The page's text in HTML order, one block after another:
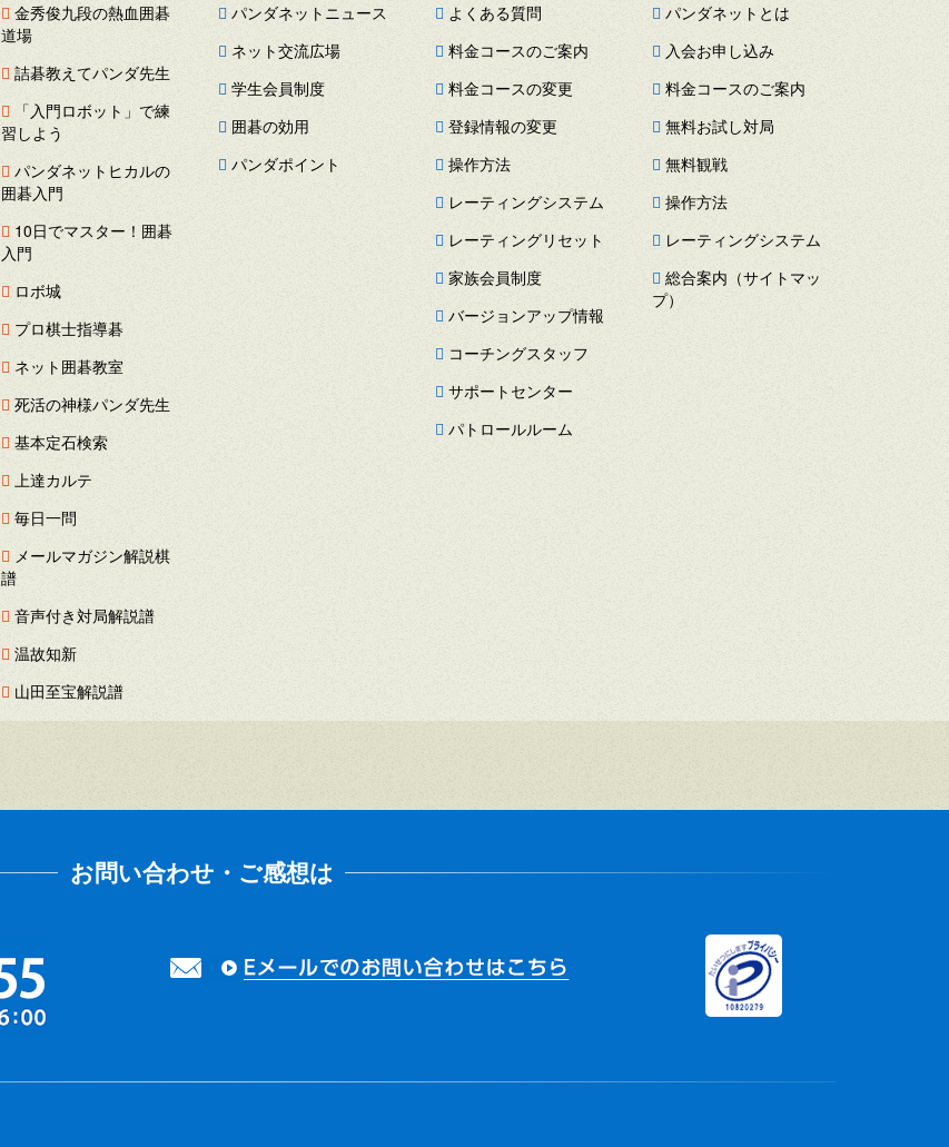
金秀俊九段の熱血囲碁
道場
詰碁教えてパンダ先生
「入門ロボット」で練
習しよう
パンダネットヒカルの
囲碁入門
10日でマスター！囲碁
入門
ロボ城
プロ棋士指導碁
ネット囲碁教室
死活の神様パンダ先生
基本定石検索
上達カルテ
毎日一問
メールマガジン解説棋
譜
音声付き対局解説譜
温故知新
山田至宝解説譜
パンダネットニュース
ネット交流広場
学生会員制度
囲碁の効用
パンダポイント
よくある質問
料金コースのご案内
料金コースの変更
登録情報の変更
操作方法
レーティングシステム
レーティングリセット
家族会員制度
バージョンアップ情報
コーチングスタッフ
サポートセンター
パトロールルーム
パンダネットとは
入会お申し込み
料金コースのご案内
無料お試し対局
無料観戦
操作方法
レーティングシステム
総合案内（サイトマッ
プ）